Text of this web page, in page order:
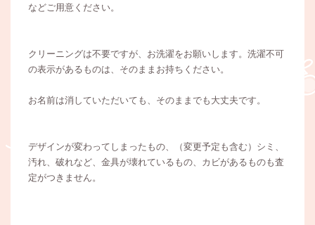
などご用意ください。
クリーニングは不要ですが、お洗濯をお願いします。洗濯不可
の表示があるものは、そのままお持ちください。
お名前は消していただいても、そのままでも大丈夫です。
デザインが変わってしまったもの、（変更予定も含む）シミ、
汚れ、破れなど、金具が壊れているもの、カビがあるものも査
定がつきません。